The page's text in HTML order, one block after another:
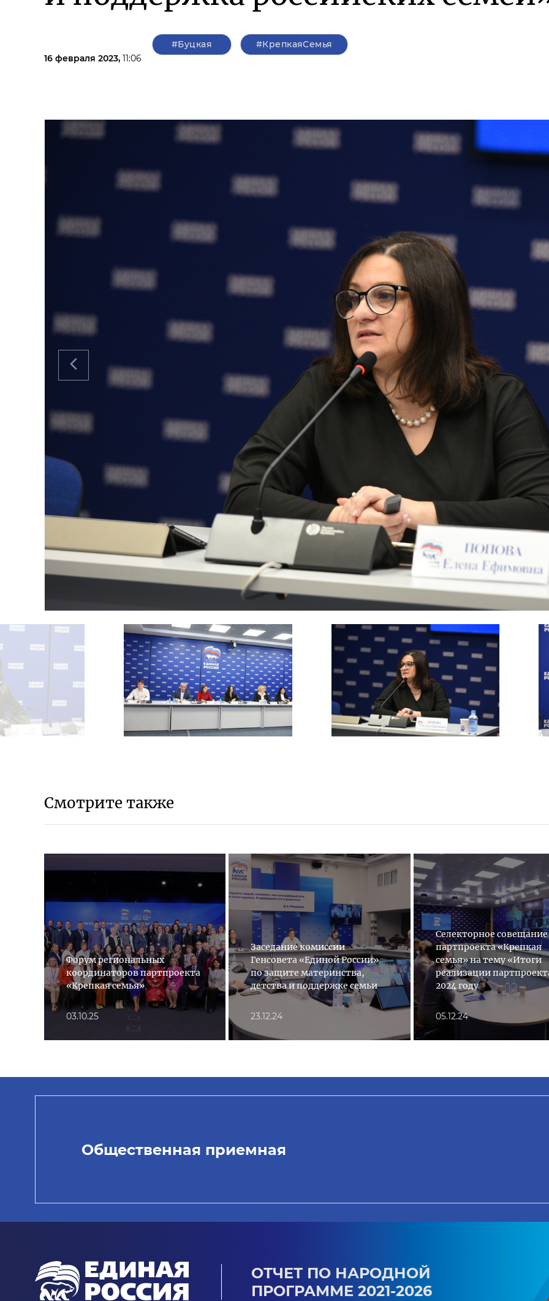
16 февраля 2023, 11:06
#Буцкая #КрепкаяСемья
Смотрите также
Форум региональных
координаторов партпроекта
«Крепкая семья»
03.10.25
Заседание комиссии
Генсовета «Единой России»
по защите материнства,
детства и поддержке семьи
23.12.24
Селекторное совещание
партпроекта «Крепкая
семья» на тему «Итоги
реализации
2024 году
05.12.24
Общественная приемная
ОТЧЕТ ПО НАРОДНОЙ
ПРОГРАММЕ 2021-2026